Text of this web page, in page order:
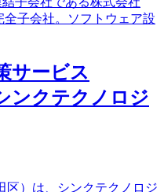
子会社。ソフトウェア設
サービス
ンクテクノロジ
区）は、シンクテクノロジ